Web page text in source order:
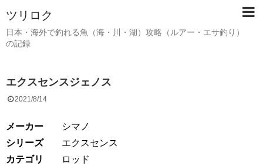
ツリロク
日本・海外で釣れる魚（海・川・湖）攻略（ルアー・エサ釣り）
の記録
エクスセンスジェノス
2021/8/14
メーカー
シマノ
シリーズ
エクスセンス
カテゴリ
ロッド